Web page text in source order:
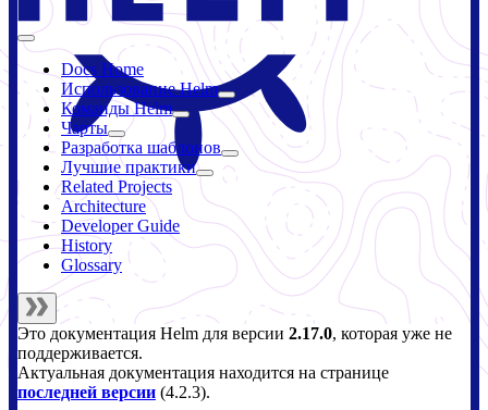
Docs Home
Использование Helm
Команды Helm
Чарты
Разработка шаблонов
Лучшие практики
Related Projects
Architecture
Developer Guide
History
Glossary
Это документация Helm для версии 2.17.0, которая уже не
поддерживается.
Актуальная документация находится на странице
последней версии (4.2.3).